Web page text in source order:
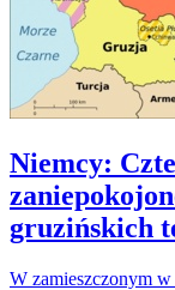
Niemcy:
gruzińskich
W zamieszczonym